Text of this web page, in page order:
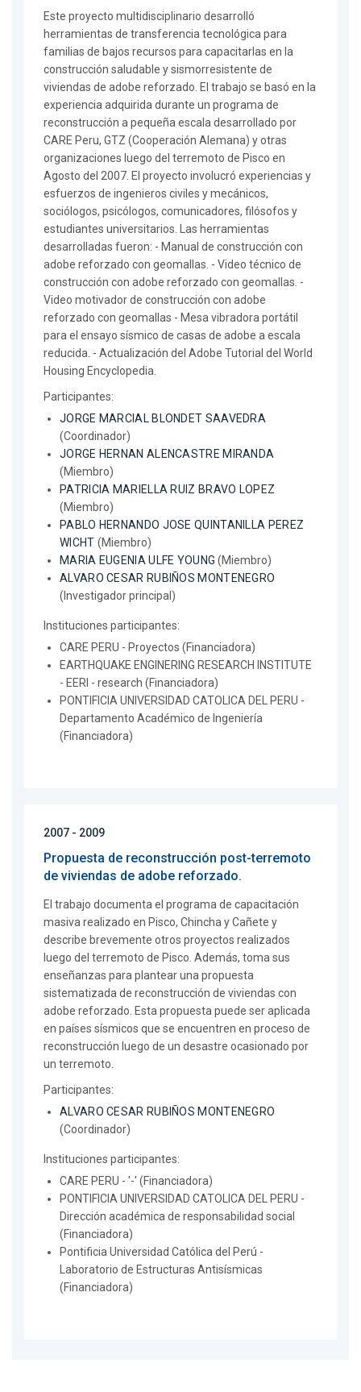
Este proyecto multidisciplinario desarrolló
herramientas de transferencia tecnológica para
familias de bajos recursos para capacitarlas en la
construcción saludable y sismorresistente de
viviendas de adobe reforzado. El trabajo se basó en la
experiencia adquirida durante un programa de
reconstrucción a pequeña escala desarrollado por
CARE Peru, GTZ (Cooperación Alemana) y otras
organizaciones luego del terremoto de Pisco en
Agosto del 2007. El proyecto involucró experiencias y
esfuerzos de ingenieros civiles y mecánicos,
sociólogos, psicólogos, comunicadores, filósofos y
estudiantes universitarios. Las herramientas
desarrolladas fueron: - Manual de construcción con
adobe reforzado con geomallas. - Video técnico de
construcción con adobe reforzado con geomallas. -
Video motivador de construcción con adobe
reforzado con geomallas - Mesa vibradora portátil
para el ensayo sísmico de casas de adobe a escala
reducida. - Actualización del Adobe Tutorial del World
Housing Encyclopedia.
Participantes:
JORGE MARCIAL BLONDET SAAVEDRA
(Coordinador)
JORGE HERNAN ALENCASTRE MIRANDA
(Miembro)
PATRICIA MARIELLA RUIZ BRAVO LOPEZ
(Miembro)
PABLO HERNANDO JOSE QUINTANILLA PEREZ
WICHT (Miembro)
MARIA EUGENIA ULFE YOUNG (Miembro)
ALVARO CESAR RUBIÑOS MONTENEGRO
(Investigador principal)
Instituciones participantes:
CARE PERU - Proyectos (Financiadora)
EARTHQUAKE ENGINERING RESEARCH INSTITUTE
- EERI - research (Financiadora)
PONTIFICIA UNIVERSIDAD CATOLICA DEL PERU -
Departamento Académico de Ingeniería
(Financiadora)
2007 - 2009
Propuesta de reconstrucción post-terremoto
de viviendas de adobe reforzado.
El trabajo documenta el programa de capacitación
masiva realizado en Pisco, Chincha y Cañete y
describe brevemente otros proyectos realizados
luego del terremoto de Pisco. Además, toma sus
enseñanzas para plantear una propuesta
sistematizada de reconstrucción de viviendas con
adobe reforzado. Esta propuesta puede ser aplicada
en países sísmicos que se encuentren en proceso de
reconstrucción luego de un desastre ocasionado por
un terremoto.
Participantes:
ALVARO CESAR RUBIÑOS MONTENEGRO
(Coordinador)
Instituciones participantes:
CARE PERU - '-' (Financiadora)
PONTIFICIA UNIVERSIDAD CATOLICA DEL PERU -
Dirección académica de responsabilidad social
(Financiadora)
Pontificia Universidad Católica del Perú -
Laboratorio de Estructuras Antisísmicas
(Financiadora)